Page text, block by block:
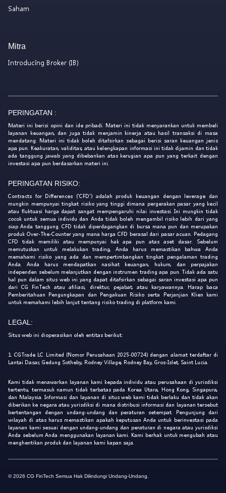
Saham
Mitra
Introducing Broker (IB)
PERINGATAN :
Materi ini berisi opini dan ide pribadi. Materi ini tidak menyarankan untuk membeli
layanan keuangan, dan juga tidak menjamin kinerja atau hasil transaksi di masa
mendatang. Materi ini tidak boleh ditafsirkan sebagai berisi saran keuangan jenis
apa pun. Keakuratan, validitas, atau kelengkapan informasi ini tidak dijamin dan tidak
ada tanggung jawab yang dibebankan atas kerugian apa pun yang terkait dengan
investasi apa pun berdasarkan materi ini.
PERINGATAN RISIKO:
Contracts for Differences ('CFD') adalah produk keuangan dengan leverage dan
mungkin mempunyai tingkat risiko yang tinggi dimana pergerakan pasar yang kecil
atau fluktuasi harga dapat sangat mempengaruhi nilai investasi. Ini mungkin tidak
cocok untuk semua individu dan Anda tidak boleh mengambil risiko lebih dari yang
siap Anda tanggung. CFD tidak diperdagangkan di bursa mana pun dan merupakan
produk Over-The-Counter yang mana harga CFD berasal dari pasar acuan. Pedagang
CFD tidak memiliki atau mempunyai hak apa pun atas aset dasar. Sebelum
memutuskan untuk melakukan trading, Anda harus memastikan bahwa Anda
memahami risiko yang ada dan mempertimbangkan tingkat pengalaman trading
Anda. Anda harus mendapatkan nasihat keuangan, hukum, dan perpajakan
independen sebelum melanjutkan dengan instrumen trading apa pun. Tidak ada satu
hal pun dalam situs web ini yang dapat ditafsirkan sebagai saran investasi apa pun
dari CG FinTech atau afiliasi, direktur, pejabat, atau karyawannya. Harap baca
Pemberitahuan Pengungkapan dan Pengakuan Risiko serta Perjanjian Klien kami
untuk memahami lebih lanjut tentang risiko trading di platform kami.
LEGAL:
Situs web ini dioperasikan oleh entitas berikut:
1. CGTrade LC Limited (Nomor Perusahaan 2025-00724) dengan alamat terdaftar di
Lantai Dasar, Gedung Sotheby, Rodney Village, Rodney Bay, Gros-Islet, Saint Lucia.
Kami tidak menawarkan layanan kami kepada individu atau perusahaan di yurisdiksi
tertentu, termasuk namun tidak terbatas pada Korea Utara, Hong Kong, Singapura,
dan Malaysia. Informasi dan layanan di situs web kami tidak berlaku dan tidak akan
diberikan ke negara atau yurisdiksi di mana distribusi informasi dan layanan tersebut
bertentangan dengan undang-undang dan peraturan setempat. Pengunjung dari
wilayah di atas harus memastikan apakah keputusan Anda untuk berinvestasi pada
layanan kami sesuai dengan undang-undang dan peraturan di negara atau yurisdiksi
Anda sebelum Anda menggunakan layanan kami. Kami berhak untuk mengubah atau
menghentikan produk dan layanan kami kapan saja.
© 2026 CG FinTech Semua Hak Dilindungi Undang-Undang.